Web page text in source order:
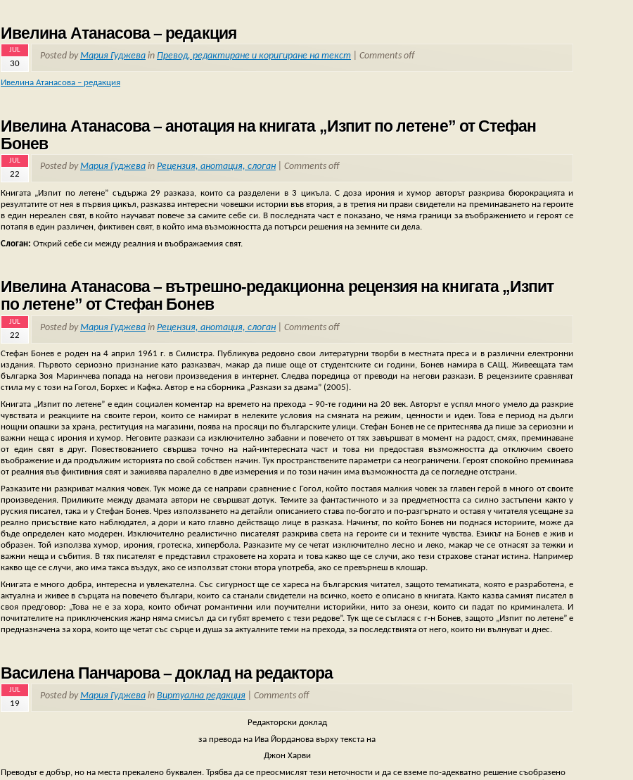
Ивелина Атанасова – редакция
JUL
30
Posted byМария Гуджева in Превод, редактиране и коригиране на текст Comments off
Ивелина Атанасова – редакция
Ивелина Атанасова – анотация на книгата „Изпит по летене” от Стефан
Бонев
JUL
22
Posted byМария Гуджева in Рецензия, анотация, слоган Comments off
Книгата „Изпит по летене” съдържа 29 разказа, които са разделени в 3 цикъла. С доза ирония и хумор авторът разкрива бюрокрацията и
резултатите от нея в първия цикъл, разказва интересни човешки истории във втория, а в третия ни прави свидетели на преминаването на героите
в един нереален свят, в който научават повече за самите себе си. В последната част е показано, че няма граници за въображението и героят се
потапя в един различен, фиктивен свят, в който има възможността да потърси решения на земните си дела.
Слоган: Открий себе си между реалния и въображаемия свят.
Ивелина Атанасова – вътрешно-редакционна рецензия на книгата „Изпит
по летене” от Стефан Бонев
JUL
22
Posted byМария Гуджева in Рецензия, анотация, слоган Comments off
Стефан Бонев е роден на 4 април 1961 г. в Силистра. Публикува редовно свои литературни творби в местната преса и в различни електронни
издания. Първото сериозно признание като разказвач, макар да пише още от студентските си години, Бонев намира в САЩ. Живеещата там
българка Зоя Маринчева попада на негови произведения в интернет. Следва поредица от преводи на негови разкази. В рецензиите сравняват
стила му с този на Гогол, Борхес и Кафка. Автор е на сборника „Разкази за двама” (2005).
Книгата „Изпит по летене” е един социален коментар на времето на прехода – 90-те години на 20 век. Авторът е успял много умело да разкрие
чувствата и реакциите на своите герои, които се намират в нелеките условия на смяната на режим, ценности и идеи. Това е период на дълги
нощни опашки за храна, реституция на магазини, поява на просяци по българските улици. Стефан Бонев не се притеснява да пише за сериозни и
важни неща с ирония и хумор. Неговите разкази са изключително забавни и повечето от тях завършват в момент на радост, смях, преминаване
от един свят в друг. Повествованието свършва точно на най-интересната част и това ни предоставя възможността да отключим своето
въображение и да продължим историята по свой собствен начин. Тук пространствените параметри са неограничени. Героят спокойно преминава
от реалния във фиктивния свят и заживява паралелно в две измерения и по този начин има възможността да се погледне отстрани.
Разказите ни разкриват малкия човек. Тук може да се направи сравнение с Гогол, който поставя малкия човек за главен герой в много от своите
произведения. Приликите между двамата автори не свършват дотук. Темите за фантастичното и за предметността са силно застъпени както у
руския писател, така и у Стефан Бонев. Чрез използването на детайли описанието става по-богато и по-разгърнато и оставя у читателя усещане за
реално присъствие като наблюдател, а дори и като главно действащо лице в разказа. Начинът, по който Бонев ни поднася историите, може да
бъде определен като модерен. Изключително реалистично писателят разкрива света на героите си и техните чувства. Езикът на Бонев е жив и
образен. Той използва хумор, ирония, гротеска, хипербола. Разказите му се четат изключително лесно и леко, макар че се отнасят за тежки и
важни неща и събития. В тях писателят е представил страховете на хората и това какво ще се случи, ако тези страхове станат истина. Например
какво ще се случи, ако има такса въздух, ако се използват стоки втора употреба, ако се превърнеш в клошар.
Книгата е много добра, интересна и увлекателна. Със сигурност ще се хареса на българския читател, защото тематиката, която е разработена, е
актуална и живее в сърцата на повечето българи, които са станали свидетели на всичко, което е описано в книгата. Както казва самият писател в
своя предговор: „Това не е за хора, които обичат романтични или поучителни историйки, нито за онези, които си падат по криминалета. И
почитателите на приключенския жанр няма смисъл да си губят времето с тези редове”. Тук ще се съглася с г-н Бонев, защото „Изпит по летене” е
предназначена за хора, които ще четат със сърце и душа за актуалните теми на прехода, за последствията от него, които ни вълнуват и днес.
Василена Панчарова – доклад на редактора
JUL
19
Posted byМария Гуджева in Виртуална редакция Comments off
Редакторски доклад
за превода на Ива Йорданова върху текста на
Джон Харви
Преводът е добър, но на места прекалено буквален. Трябва да се преосмислят тези неточности и да се вземе по-адекватно решение съобразено